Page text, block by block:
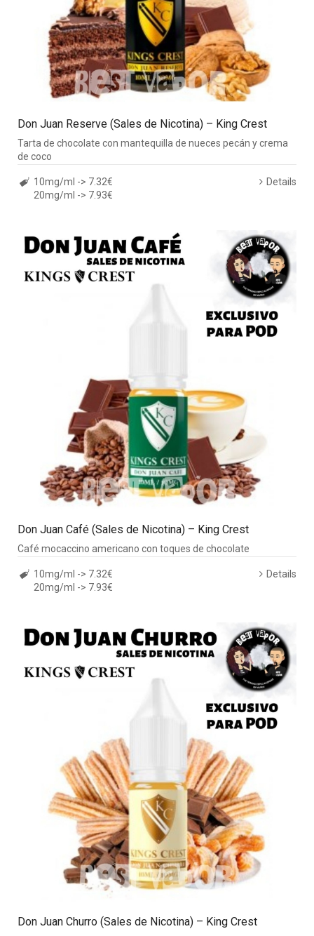
Don Juan Reserve (Sales de Nicotina) – King Crest
Tarta de chocolate con mantequilla de nueces pecán y crema
de coco
10mg/ml -> 7.32€
20mg/ml -> 7.93€
Details
Don Juan Café (Sales de Nicotina) – King Crest
Café mocaccino americano con toques de chocolate
10mg/ml -> 7.32€
20mg/ml -> 7.93€
Details
Don Juan Churro (Sales de Nicotina) – King Crest